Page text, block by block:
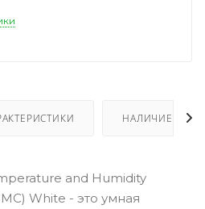
НАЛИЧИЕ
and Humidity
White - это умная